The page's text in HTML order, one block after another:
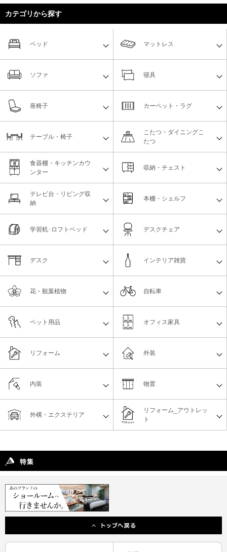
カテゴリから探す
ベッド マットレス
ソファ 寝具
座椅子 カーペット・ラグ
テーブル・椅子
こたつ・ダイニングこ
たつ
食器棚・キッチンカウ
ンター
収納・チェスト
テレビ台・リビング収
納
本棚・シェルフ
学習机･ロフトベッド デスクチェア
デスク インテリア雑貨
花・観葉植物 自転車
ペット用品 オフィス家具
リフォーム
リフォーム_アウトレッ
ト
物置
外構・エクステリア
外装
内装